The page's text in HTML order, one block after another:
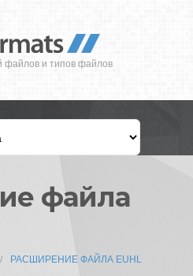
файлов и типов файлов
файла
РАСШИРЕНИЕ ФАЙЛА EUHL